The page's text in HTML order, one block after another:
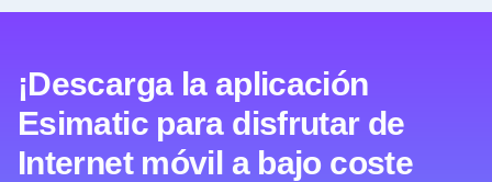
¡Descarga la aplicación
Esimatic para disfrutar de
Internet móvil a bajo coste